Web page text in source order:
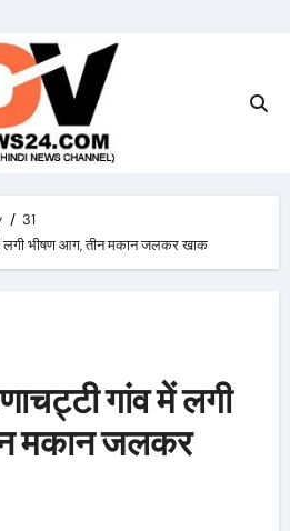
31
में लगी भीषण आग, तीन मकान जलकर खाक
गांव में लगी
मकान जलकर